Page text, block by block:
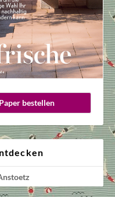
bestellen